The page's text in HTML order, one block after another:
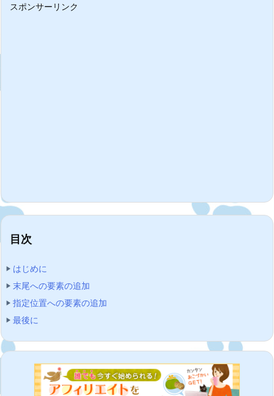
スポンサーリンク
目次
はじめに
末尾への要素の追加
指定位置への要素の追加
最後に